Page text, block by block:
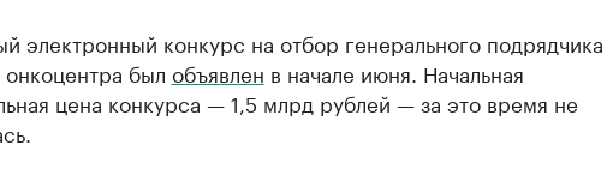
электронный конкурс на отбор генерального подрядчика
онкоцентра был объявлен в начале июня. Начальная
цена конкурса — 1,5 млрд рублей — за это время не